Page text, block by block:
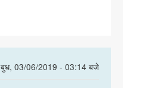
बुध, 03/06/2019 - 03:14 बजे